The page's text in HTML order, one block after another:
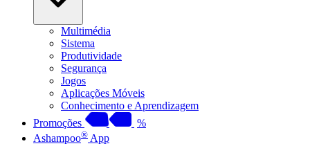
Multimédia
Sistema
Produtividade
Segurança
Jogos
Aplicações Móveis
Conhecimento e Aprendizagem
Promoções
%
Ashampoo® App